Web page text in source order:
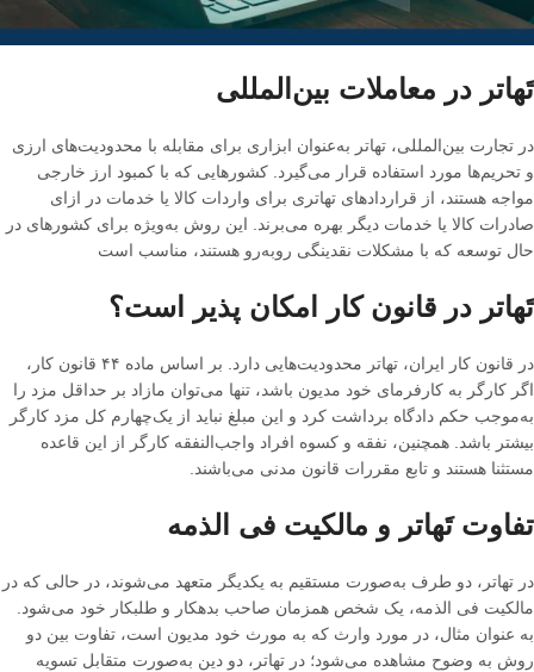
تَهاتر در معاملات بین‌المللی
در تجارت بین‌المللی، تهاتر به‌عنوان ابزاری برای مقابله با محدودیت‌های ارزی
و تحریم‌ها مورد استفاده قرار می‌گیرد
کشورهایی که با کمبود ارز خارجی
مواجه هستند، از قراردادهای تهاتری برای واردات کالا یا خدمات در ازای
صادرات کالا یا خدمات دیگر بهره می‌برند
این روش به‌ویژه برای کشورهای در
حال توسعه که با مشکلات نقدینگی روبه‌رو هستند، مناسب است
تَهاتر در قانون کار امکان پذیر است؟
در قانون کار ایران، تهاتر محدودیت‌هایی دارد
بر اساس ماده ۴۴ قانون کار،
اگر کارگر به کارفرمای خود مدیون باشد، تنها می‌توان مازاد بر حداقل مزد را
به‌موجب حکم دادگاه برداشت کرد و این مبلغ نباید از یک‌چهارم کل مزد کارگر
بیشتر باشد
همچنین، نفقه و کسوه افراد واجب‌النفقه کارگر از این قاعده
مستثنا هستند و تابع مقررات قانون مدنی می‌باشند
تفاوت تَهاتر و مالکیت فی الذمه
در تهاتر، دو طرف به‌صورت مستقیم به یکدیگر متعهد می‌شوند، در حالی که در
مالکیت فی الذمه، یک شخص همزمان صاحب بدهکار و طلبکار خود می‌شود
به عنوان مثال، در مورد وارث که به مورث خود مدیون است، تفاوت بین دو
روش به وضوح مشاهده می‌شود؛ در تهاتر، دو دین به‌صورت متقابل تسویه